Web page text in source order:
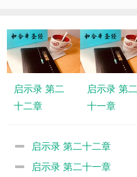
启示录 第二
十二章
启示录 第二
十一章
启示录 第二十二章
启示录 第二十一章